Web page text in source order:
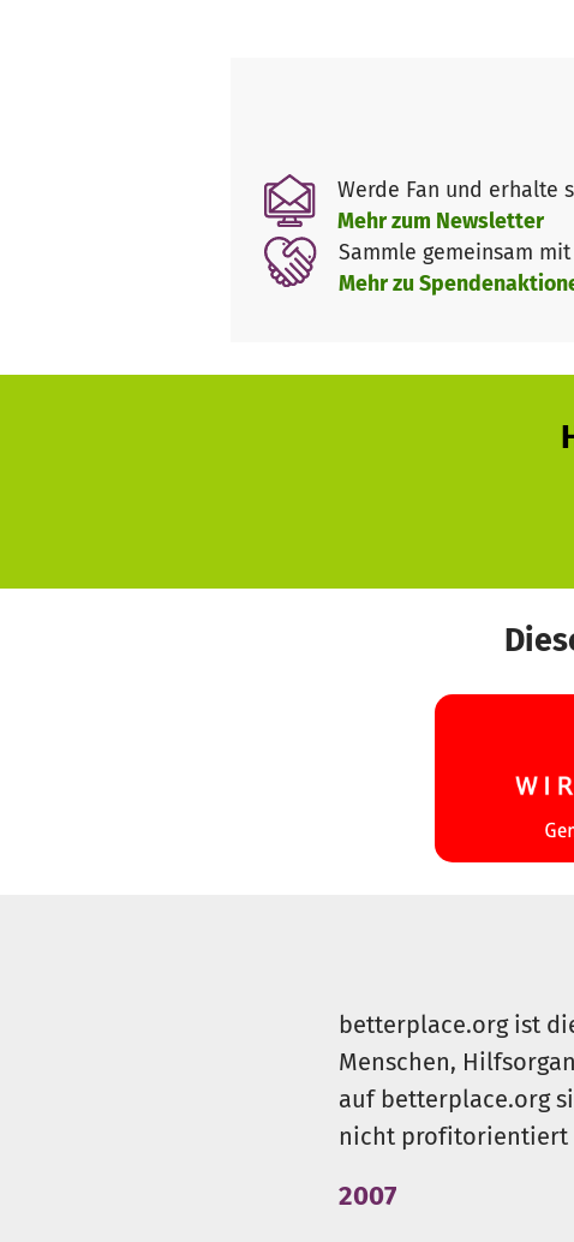
Das Betreuer-Team des
Werde Fan und erhalte
Mehr zum Newsletter
Sammle gemeinsam
Mehr zu
betterplace.org ist
Menschen,
auf betterplace.org
nicht profitorientiert
2007